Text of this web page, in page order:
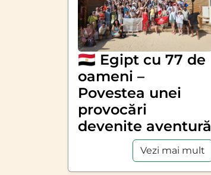
🇪🇬 Egipt cu 77 de
oameni –
Povestea unei
provocări
devenite aventură
Vezi mai mult